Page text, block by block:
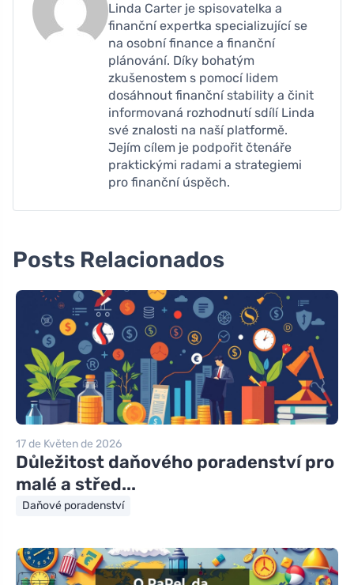
Linda Carter je spisovatelka a
finanční expertka specializující se
na osobní finance a finanční
plánování. Díky bohatým
zkušenostem s pomocí lidem
dosáhnout finanční stability a činit
informovaná rozhodnutí sdílí Linda
své znalosti na naší platformě.
Jejím cílem je podpořit čtenáře
praktickými radami a strategiemi
pro finanční úspěch.
Posts Relacionados
17 de Květen de 2026
Důležitost daňového poradenství pro
malé a střed...
Daňové poradenství